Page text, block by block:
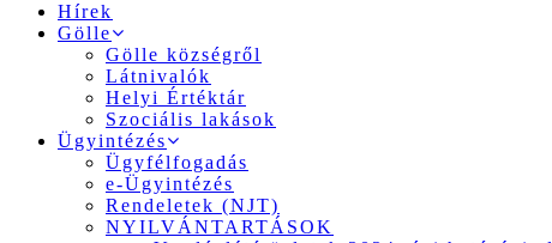
Hírek
Gölle
Gölle községről
Látnivalók
Helyi Értéktár
Szociális lakások
Ügyintézés
Ügyfélfogadás
e-Ügyintézés
Rendeletek (NJT)
NYILVÁNTARTÁSOK